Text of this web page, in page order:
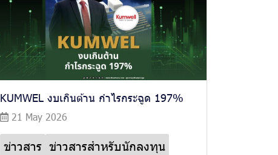
KUMWEL งบเกินต้าน กำไรกระฉูด 197%
21 May 2026
ข่าวสาร ข่าวสารสำหรับนักลงทุน